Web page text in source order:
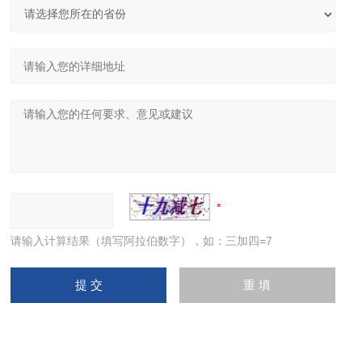
请输入计算结果（填写阿拉伯数字），如：三加四=7